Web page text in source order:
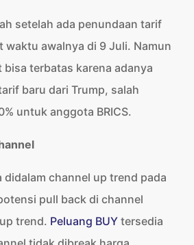
setelah ada penundaan tarif
waktu awalnya di 9 Juli. Namun
terbatas karena adanya
baru dari Trump, salah
untuk anggota BRICS.
didalam channel up trend pada
pull back di channel
trend. Peluang BUY tersedia